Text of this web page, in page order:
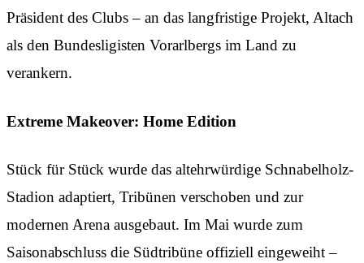
Präsident des Clubs – an das langfristige Projekt, Altach
als den Bundesligisten Vorarlbergs im Land zu
verankern.
Extreme Makeover: Home Edition
Stück für Stück wurde das altehrwürdige Schnabelholz-
Stadion adaptiert, Tribünen verschoben und zur
modernen Arena ausgebaut. Im Mai wurde zum
Saisonabschluss die Südtribüne offiziell eingeweiht –